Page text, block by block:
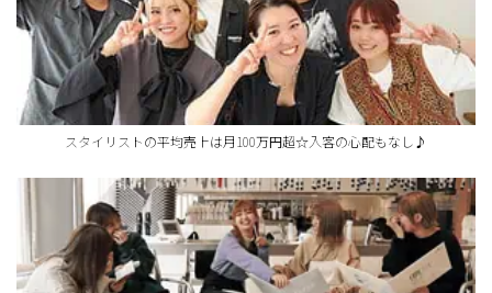
スタイリストの平均売上は月100万円超☆入客の心配もなし♪